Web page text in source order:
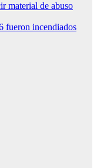
material de abuso
fueron incendiados